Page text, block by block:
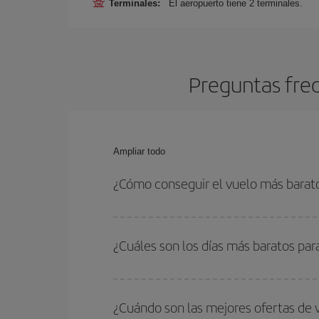
Terminales: El aeropuerto tiene 2 terminales.
Preguntas
Ampliar todo
¿Cómo conseguir el vuelo más
vuelta. Además, si no tienes decidido un
¿Cuáles son los días más baratos
quieres ir y en qué fechas habías pensado
¿Cuándo son las mejores ofertas de